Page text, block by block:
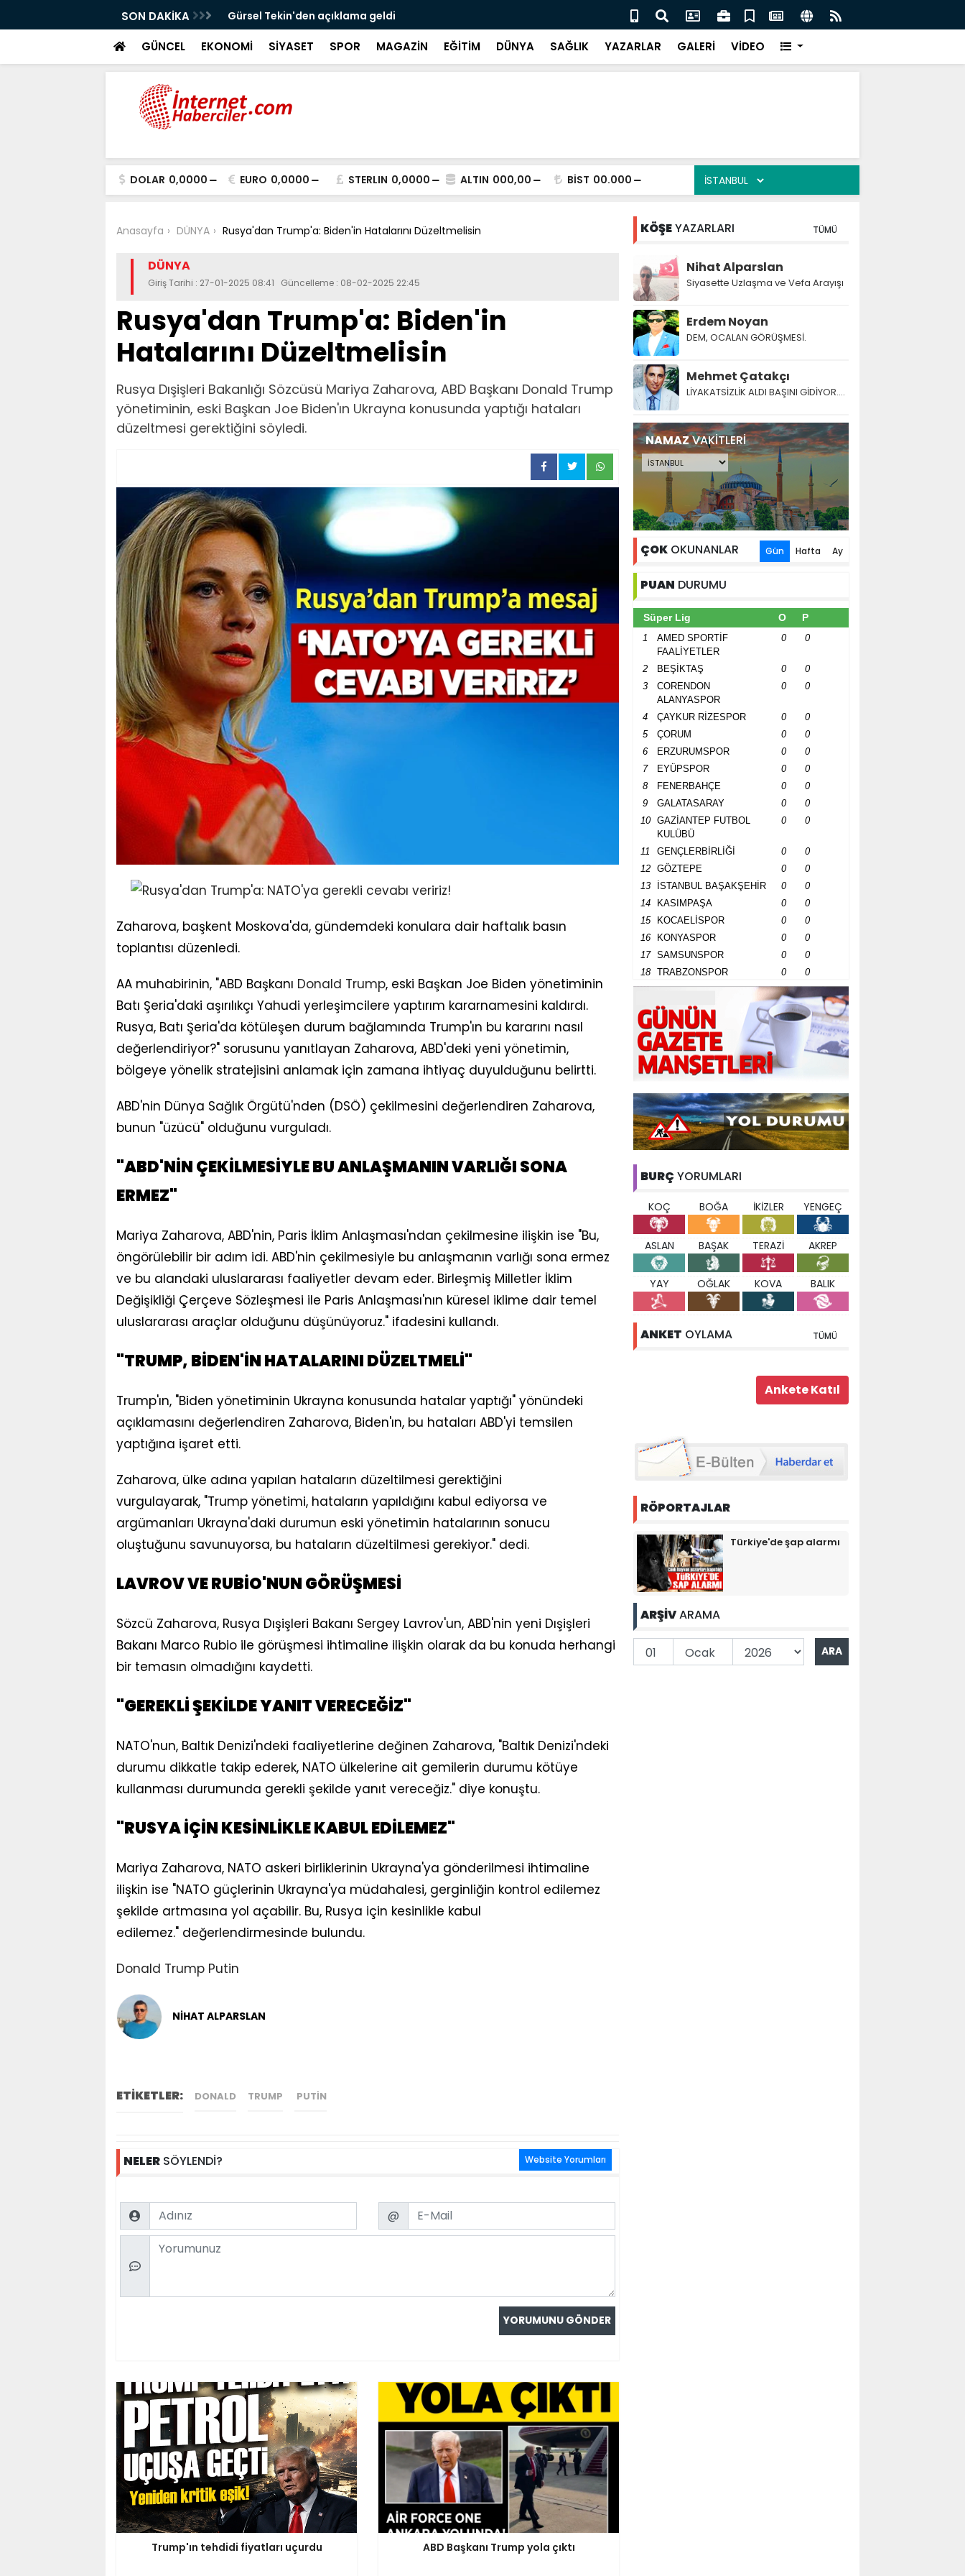
SON DAKİKA Gürsel Tekin'den açıklama geldi 3 CHP'li belediye başkanı daha AK Parti'ye katıldı:
GÜNCEL EKONOMİ SİYASET SPOR MAGAZİN EĞİTİM DÜNYA SAĞLIK YAZARLAR GALERİ VİDEO
DOLAR 0,0000 EURO 0,0000 STERLIN 0,0000 ALTIN 000,00 BİST 00.000
Anasayfa DÜNYA Rusya'dan Trump'a: Biden'in Hatalarını Düzeltmelisin
DÜNYA
Giriş Tarihi : 27-01-2025 08:41 Güncelleme : 08-02-2025 22:45
Rusya'dan Trump'a: Biden'in
Hatalarını Düzeltmelisin
Rusya Dışişleri Bakanlığı Sözcüsü Mariya Zaharova, ABD Başkanı Donald Trump
yönetiminin, eski Başkan Joe Biden'ın Ukrayna konusunda yaptığı hataları
düzeltmesi gerektiğini söyledi.
Zaharova, başkent Moskova'da, gündemdeki konulara dair haftalık basın
toplantısı düzenledi.
AA muhabirinin, "ABD Başkanı Donald Trump, eski Başkan Joe Biden yönetiminin
Batı Şeria'daki aşırılıkçı Yahudi yerleşimcilere yaptırım kararnamesini kaldırdı.
Rusya, Batı Şeria'da kötüleşen durum bağlamında Trump'ın bu kararını nasıl
değerlendiriyor?" sorusunu yanıtlayan Zaharova, ABD'deki yeni yönetimin,
bölgeye yönelik stratejisini anlamak için zamana ihtiyaç duyulduğunu belirtti.
ABD'nin Dünya Sağlık Örgütü'nden (DSÖ) çekilmesini değerlendiren Zaharova,
bunun "üzücü" olduğunu vurguladı.
"ABD'NİN ÇEKİLMESİYLE BU ANLAŞMANIN VARLIĞI SONA
ERMEZ"
Mariya Zaharova, ABD'nin, Paris İklim Anlaşması'ndan çekilmesine ilişkin ise "Bu,
öngörülebilir bir adım idi. ABD'nin çekilmesiyle bu anlaşmanın varlığı sona ermez
ve bu alandaki uluslararası faaliyetler devam eder. Birleşmiş Milletler İklim
Değişikliği Çerçeve Sözleşmesi ile Paris Anlaşması'nın küresel iklime dair temel
uluslararası araçlar olduğunu düşünüyoruz." ifadesini kullandı.
"TRUMP, BİDEN'İN HATALARINI DÜZELTMELİ"
Trump'ın, "Biden yönetiminin Ukrayna konusunda hatalar yaptığı" yönündeki
açıklamasını değerlendiren Zaharova, Biden'ın, bu hataları ABD'yi temsilen
yaptığına işaret etti.
Zaharova, ülke adına yapılan hataların düzeltilmesi gerektiğini
vurgulayarak, "Trump yönetimi, hataların yapıldığını kabul ediyorsa ve
argümanları Ukrayna'daki durumun eski yönetimin hatalarının sonucu
oluştuğunu savunuyorsa, bu hataların düzeltilmesi gerekiyor." dedi.
LAVROV VE RUBİO'NUN GÖRÜŞMESİ
Sözcü Zaharova, Rusya Dışişleri Bakanı Sergey Lavrov'un, ABD'nin yeni Dışişleri
Bakanı Marco Rubio ile görüşmesi ihtimaline ilişkin olarak da bu konuda herhangi
bir temasın olmadığını kaydetti.
"GEREKLİ ŞEKİLDE YANIT VERECEĞİZ"
NATO'nun, Baltık Denizi'ndeki faaliyetlerine değinen Zaharova, "Baltık Denizi'ndeki
durumu dikkatle takip ederek, NATO ülkelerine ait gemilerin durumu kötüye
kullanması durumunda gerekli şekilde yanıt vereceğiz." diye konuştu.
"RUSYA İÇİN KESİNLİKLE KABUL EDİLEMEZ"
Mariya Zaharova, NATO askeri birliklerinin Ukrayna'ya gönderilmesi ihtimaline
ilişkin ise "NATO güçlerinin Ukrayna'ya müdahalesi, gerginliğin kontrol edilemez
şekilde artmasına yol açabilir. Bu, Rusya için kesinlikle kabul
edilemez." değerlendirmesinde bulundu.
Donald Trump Putin
NİHAT ALPARSLAN
ETİKETLER: DONALD TRUMP PUTIN
NELER SÖYLENDİ? Website Yorumları
Name Email
@
Comment
Trump'ın tehdidi fiyatları uçurdu ABD Başkanı Trump yola çıktı
KÖŞEYAZARLARI TÜMÜ
Nihat Alparslan
Siyasette Uzlaşma ve Vefa Arayışı
Erdem Noyan
DEM, OCALAN GÖRÜŞMESİ.
Mehmet Çatakçı
LİYAKATSİZLİK ALDI BAŞINI GİDİYOR....
NAMAZVAKİTLERİ
ÇOK OKUNANLAR Gün Hafta Ay
PUAN DURUMU
Süper Lig O P
1
AMED SPORTİF
FAALİYETLER
0 0
2 BEŞİKTAŞ 0
0
3
CORENDON
ALANYASPOR
0 0
4 ÇAYKUR RİZESPOR 0
0
5
ÇORUM 0
0
6
ERZURUMSPOR 0
0
7
EYÜPSPOR 0
0
8
FENERBAHÇE 0
0
9
GALATASARAY 0
0
10
GAZİANTEP FUTBOL
KULÜBÜ
0 0
11 GENÇLERBİRLİĞİ 0
0
12
GÖZTEPE 0
0
13
İSTANBUL BAŞAKŞEHİR 0
0
14
KASIMPAŞA 0
0
15
KOCAELİSPOR 0
0
16
KONYASPOR 0
0
17
SAMSUNSPOR 0
0
18
TRABZONSPOR 0 0
BURÇ YORUMLARI
KOÇ BOĞA İKİZLER YENGEÇ
ASLAN BAŞAK TERAZİ AKREP
YAY OĞLAK KOVA BALIK
ANKET OYLAMA TÜMÜ
RÖPORTAJLAR
Türkiye'de şap alarmı
ARŞİVARAMA